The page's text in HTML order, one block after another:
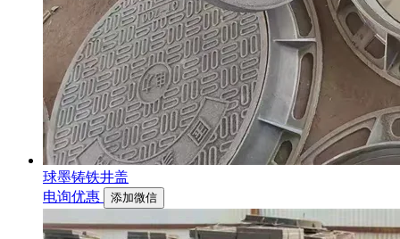
球墨铸铁井盖
电询优惠
添加微信